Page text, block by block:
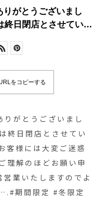
がとうございまし
日閉店とさせていた
解のほどお願い申し
期間限定 #冬限定
ト ##ストロベリー #
#テイクアウト#cafe
をコピーする
がとうございまし
終日閉店とさせてい
客様には大変ご迷惑
理解のほどお願い申
業いたしますのでよ
期間限定 #冬限定